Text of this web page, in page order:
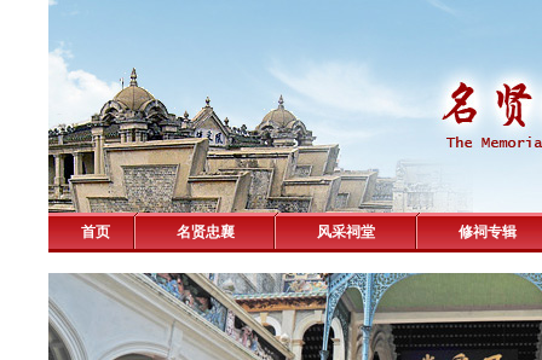
首页 名贤忠襄 风采祠堂 修祠专辑